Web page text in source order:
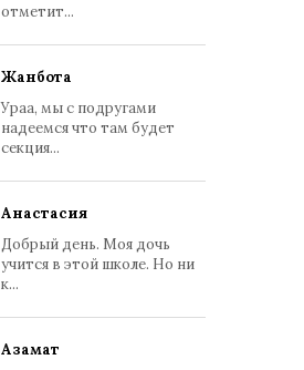
отметит...
Жанбота
Ураа, мы с подругами
надеемся что там будет
секция...
Анастасия
Добрый день. Моя дочь
учится в этой школе. Но ни
к...
Азамат